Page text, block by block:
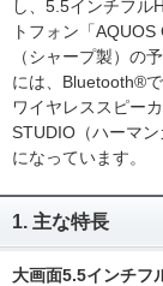
し、5.5インチフル
トフォン「
（シャープ製）の
には、Bluetooth®
ワイヤレススピー
STUDIO（ハーマ
になっています。
1. 主な特長
大画面5.5インチフ